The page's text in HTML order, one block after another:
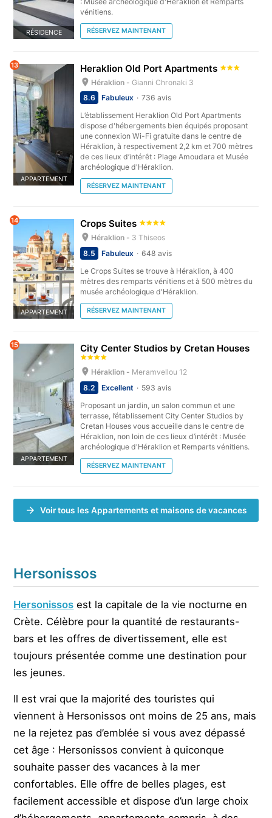
RÉSIDENCE
vénitiens.
RÉSERVEZ MAINTENANT
APPARTEMENT
13 Heraklion Old Port Apartments
Héraklion -Gianni Chronaki 3
8.6
Fabuleux
736 avis
L’établissement Heraklion Old Port Apartments
dispose d'hébergements bien équipés proposant
une connexion Wi-Fi gratuite dans le centre de
Héraklion, à respectivement 2,2 km et 700 mètres
de ces lieux d’intérêt : Plage Amoudara et Musée
archéologique d'Héraklion.
RÉSERVEZ MAINTENANT
APPARTEMENT
14 Crops Suites
Héraklion - 3 Thiseos
8.5
Fabuleux
648 avis
Le Crops Suites se trouve à Héraklion, à 400
mètres des remparts vénitiens et à 500 mètres du
musée archéologique d'Héraklion.
RÉSERVEZ MAINTENANT
APPARTEMENT
15 City Center Studios by Cretan Houses
Héraklion - Meramvellou 12
8.2
Excellent
593 avis
Proposant un jardin, un salon commun et une
terrasse, l’établissement City Center Studios by
Cretan Houses vous accueille dans le centre de
Héraklion, non loin de ces lieux d’intérêt : Musée
archéologique d'Héraklion et Remparts vénitiens.
RÉSERVEZ MAINTENANT
Voir tous les Appartements et maisons de vacances
Hersonissos
Hersonissos est la capitale de la vie nocturne en
Crète. Célèbre pour la quantité de restaurants-
bars et les offres de divertissement, elle est
toujours présentée comme une destination pour
les jeunes.
Il est vrai que la majorité des touristes qui
viennent à Hersonissos ont moins de 25 ans, mais
ne la rejetez pas d’emblée si vous avez dépassé
cet âge : Hersonissos convient à quiconque
souhaite passer des vacances à la mer
confortables. Elle offre de belles plages, est
facilement accessible et dispose d’un large choix